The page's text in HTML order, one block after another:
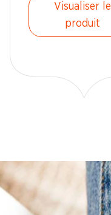
Visualiser le
produit